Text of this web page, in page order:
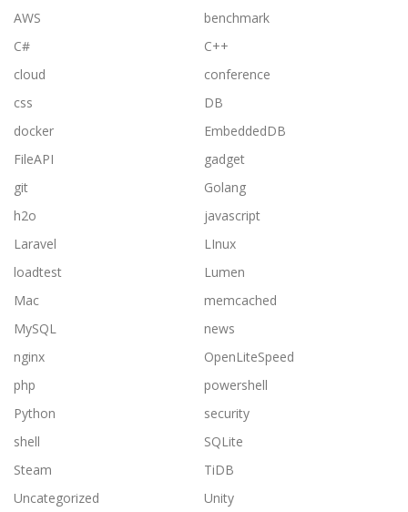
AWS
benchmark
C#
C++
cloud
conference
css
DB
docker
EmbeddedDB
FileAPI
gadget
git
Golang
h2o
javascript
Laravel
LInux
loadtest
Lumen
Mac
memcached
MySQL
news
nginx
OpenLiteSpeed
php
powershell
Python
security
shell
SQLite
Steam
TiDB
Uncategorized
Unity